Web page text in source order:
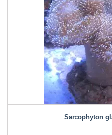
Sarcophyton